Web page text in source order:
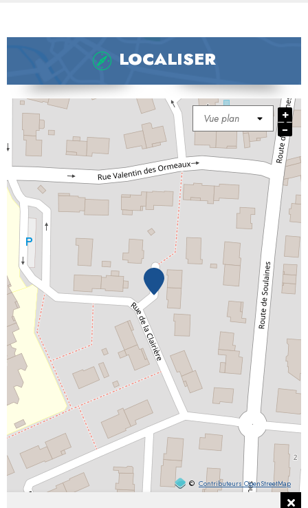
LOCALISER
© Contributeurs OpenStreetMap
+
−